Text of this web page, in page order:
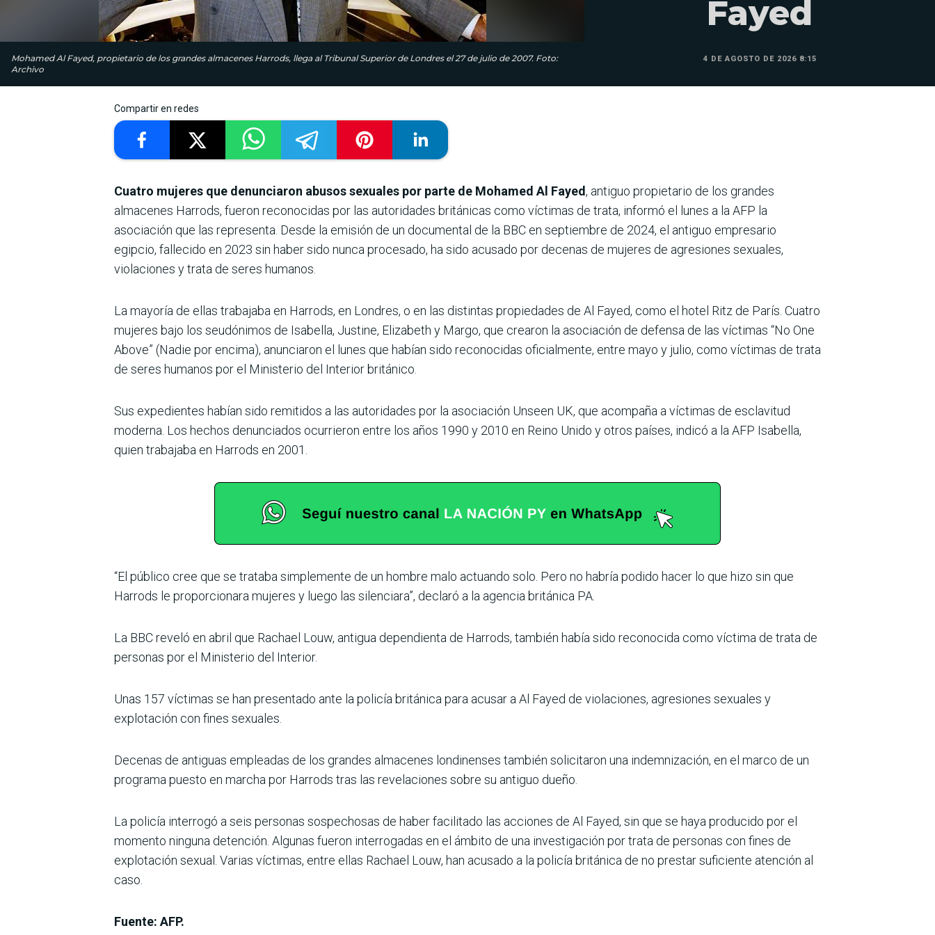
Mohamed Al Fayed, propietario de los grandes almacenes Harrods, llega al Tribunal Superior de Londres el 27 de julio de 2007. Foto:
Archivo
Fayed
4 DE AGOSTO DE 2026 8:15
Compartir en redes
Cuatro mujeres que denunciaron abusos sexuales por parte de Mohamed Al Fayed, antiguo propietario de los grandes
almacenes Harrods, fueron reconocidas por las autoridades británicas como víctimas de trata, informó el lunes a la AFP la
asociación que las representa. Desde la emisión de un documental de la BBC en septiembre de 2024, el antiguo empresario
egipcio, fallecido en 2023 sin haber sido nunca procesado, ha sido acusado por decenas de mujeres de agresiones sexuales,
violaciones y trata de seres humanos.
La mayoría de ellas trabajaba en Harrods, en Londres, o en las distintas propiedades de Al Fayed, como el hotel Ritz de París. Cuatro
mujeres bajo los seudónimos de Isabella, Justine, Elizabeth y Margo, que crearon la asociación de defensa de las víctimas “No One
Above” (Nadie por encima), anunciaron el lunes que habían sido reconocidas oficialmente, entre mayo y julio, como víctimas de trata
de seres humanos por el Ministerio del Interior británico.
Sus expedientes habían sido remitidos a las autoridades por la asociación Unseen UK, que acompaña a víctimas de esclavitud
moderna. Los hechos denunciados ocurrieron entre los años 1990 y 2010 en Reino Unido y otros países, indicó a la AFP Isabella,
quien trabajaba en Harrods en 2001.
“El público cree que se trataba simplemente de un hombre malo actuando solo. Pero no habría podido hacer lo que hizo sin que
Harrods le proporcionara mujeres y luego las silenciara”, declaró a la agencia británica PA.
La BBC reveló en abril que Rachael Louw, antigua dependienta de Harrods, también había sido reconocida como víctima de trata de
personas por el Ministerio del Interior.
Unas 157 víctimas se han presentado ante la policía británica para acusar a Al Fayed de violaciones, agresiones sexuales y
explotación con fines sexuales.
Decenas de antiguas empleadas de los grandes almacenes londinenses también solicitaron una indemnización, en el marco de un
programa puesto en marcha por Harrods tras las revelaciones sobre su antiguo dueño.
La policía interrogó a seis personas sospechosas de haber facilitado las acciones de Al Fayed, sin que se haya producido por el
momento ninguna detención. Algunas fueron interrogadas en el ámbito de una investigación por trata de personas con fines de
explotación sexual. Varias víctimas, entre ellas Rachael Louw, han acusado a la policía británica de no prestar suficiente atención al
caso.
Fuente: AFP.